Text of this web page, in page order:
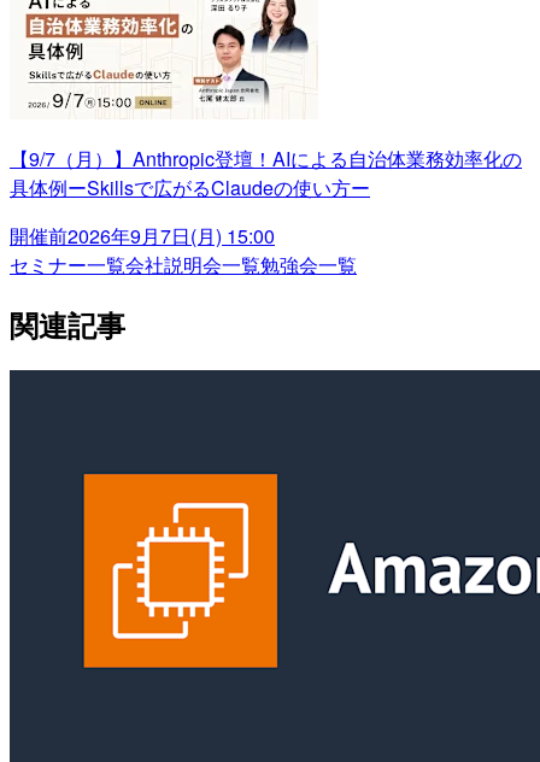
【9/7（月）】Anthropic登壇！AIによる自治体業務効率化の
具体例ーSkillsで広がるClaudeの使い方ー
開催前2026年9月7日(月) 15:00
セミナー一覧会社説明会一覧勉強会一覧
関連記事